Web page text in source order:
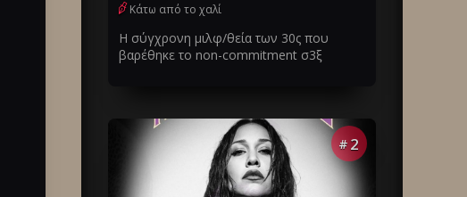
Κάτω από το χαλί
Η σύγχρονη μιλφ/θεία των 30ς που
βαρέθηκε το non-commitment σ3ξ
# 2